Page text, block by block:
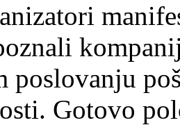
poslovanju
Gotovo